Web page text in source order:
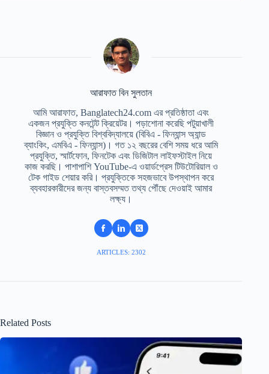
আরাফাত বিন সুলতান
আমি আরাফাত, Banglatech24.com এর প্রতিষ্ঠাতা এবং
একজন প্রযুক্তি কনটেন্ট ক্রিয়েটর। পড়াশোনা করেছি পটুয়াখালী
বিজ্ঞান ও প্রযুক্তি বিশ্ববিদ্যালয়ে (বিবিএ - ফিন্যান্স অ্যান্ড
ব্যাংকিং, এমবিএ - ফিন্যান্স)। গত ১২ বছরের বেশি সময় ধরে আমি
প্রযুক্তি, স্মার্টফোন, ফিনটেক এবং ডিজিটাল লাইফস্টাইল নিয়ে
কাজ করছি। পাশাপাশি YouTube-এ ওয়ার্ডপ্রেস টিউটোরিয়াল ও
টেক গাইড শেয়ার করি। প্রযুক্তিকে সহজভাবে উপস্থাপন করে
ব্যবহারকারীদের জন্য বাস্তবসম্মত তথ্য পৌঁছে দেওয়াই আমার
লক্ষ্য।
ARTICLES: 2302
Related Posts